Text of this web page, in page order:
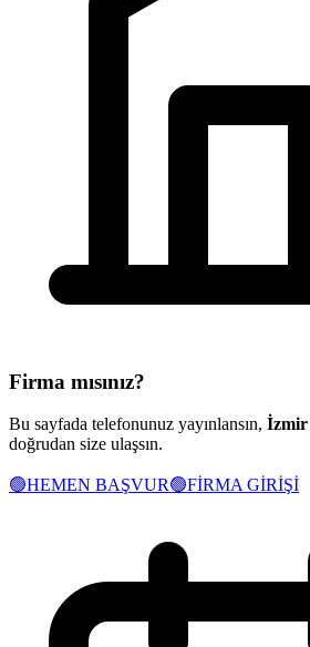
Firma mısınız?
Bu sayfada telefonunuz yayınlansın, İzmir
doğrudan size ulaşsın.
🟢HEMEN BAŞVUR🟢FİRMA GİRİŞİ